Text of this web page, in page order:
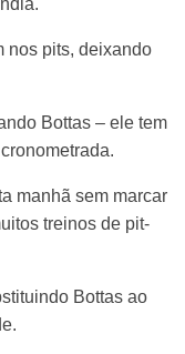
nos pits, deixando
Bottas – ele tem
manhã sem marcar
treinos de pit-
Bottas ao